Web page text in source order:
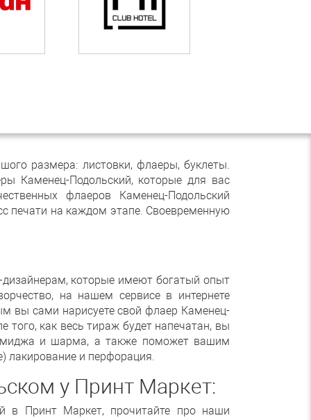
размера: листовки, флаеры, буклеты.
Каменец-Подольский, которые для вас
флаеров Каменец-Подольский
печати на каждом этапе. Своевременную
которые имеют богатый опыт
на нашем сервисе в интернете
вы сами нарисуете свой флаер Каменец-
как весь тираж будет напечатан, вы
имиджа и шарма, а также поможет вашим
лакирование и перфорация.
у Принт Маркет:
в Принт Маркет, прочитайте про наши